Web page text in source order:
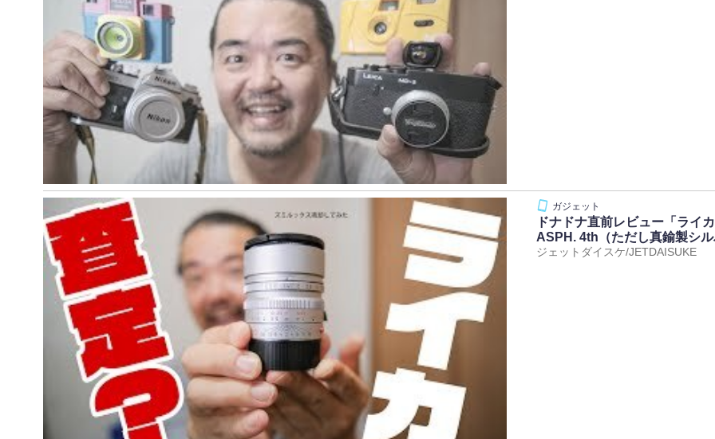
ドナドナ直前レビュー「ライ
ASPH. 4th（ただし真鍮製シ
ジェットダイスケ/JETDAISUKE